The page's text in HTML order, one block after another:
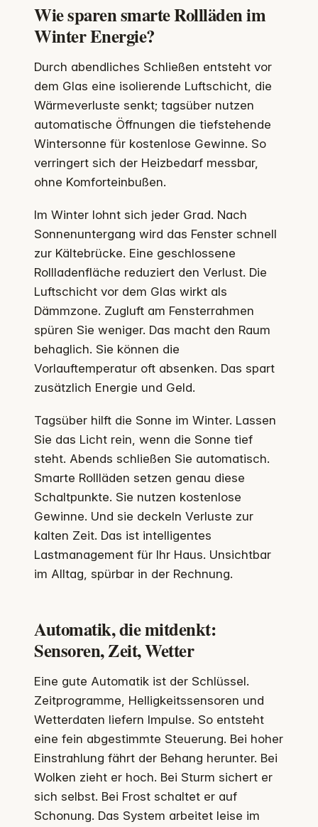
Wie sparen smarte Rollläden im
Winter Energie?
Durch abendliches Schließen entsteht vor
dem Glas eine isolierende Luftschicht, die
Wärmeverluste senkt; tagsüber nutzen
automatische Öffnungen die tiefstehende
Wintersonne für kostenlose Gewinne. So
verringert sich der Heizbedarf messbar,
ohne Komforteinbußen.
Im Winter lohnt sich jeder Grad. Nach
Sonnenuntergang wird das Fenster schnell
zur Kältebrücke. Eine geschlossene
Rollladenfläche reduziert den Verlust. Die
Luftschicht vor dem Glas wirkt als
Dämmzone. Zugluft am Fensterrahmen
spüren Sie weniger. Das macht den Raum
behaglich. Sie können die
Vorlauftemperatur oft absenken. Das spart
zusätzlich Energie und Geld.
Tagsüber hilft die Sonne im Winter. Lassen
Sie das Licht rein, wenn die Sonne tief
steht. Abends schließen Sie automatisch.
Smarte Rollläden setzen genau diese
Schaltpunkte. Sie nutzen kostenlose
Gewinne. Und sie deckeln Verluste zur
kalten Zeit. Das ist intelligentes
Lastmanagement für Ihr Haus. Unsichtbar
im Alltag, spürbar in der Rechnung.
Automatik, die mitdenkt:
Sensoren, Zeit, Wetter
Eine gute Automatik ist der Schlüssel.
Zeitprogramme, Helligkeitssensoren und
Wetterdaten liefern Impulse. So entsteht
eine fein abgestimmte Steuerung. Bei hoher
Einstrahlung fährt der Behang herunter. Bei
Wolken zieht er hoch. Bei Sturm sichert er
sich selbst. Bei Frost schaltet er auf
Schonung. Das System arbeitet leise im